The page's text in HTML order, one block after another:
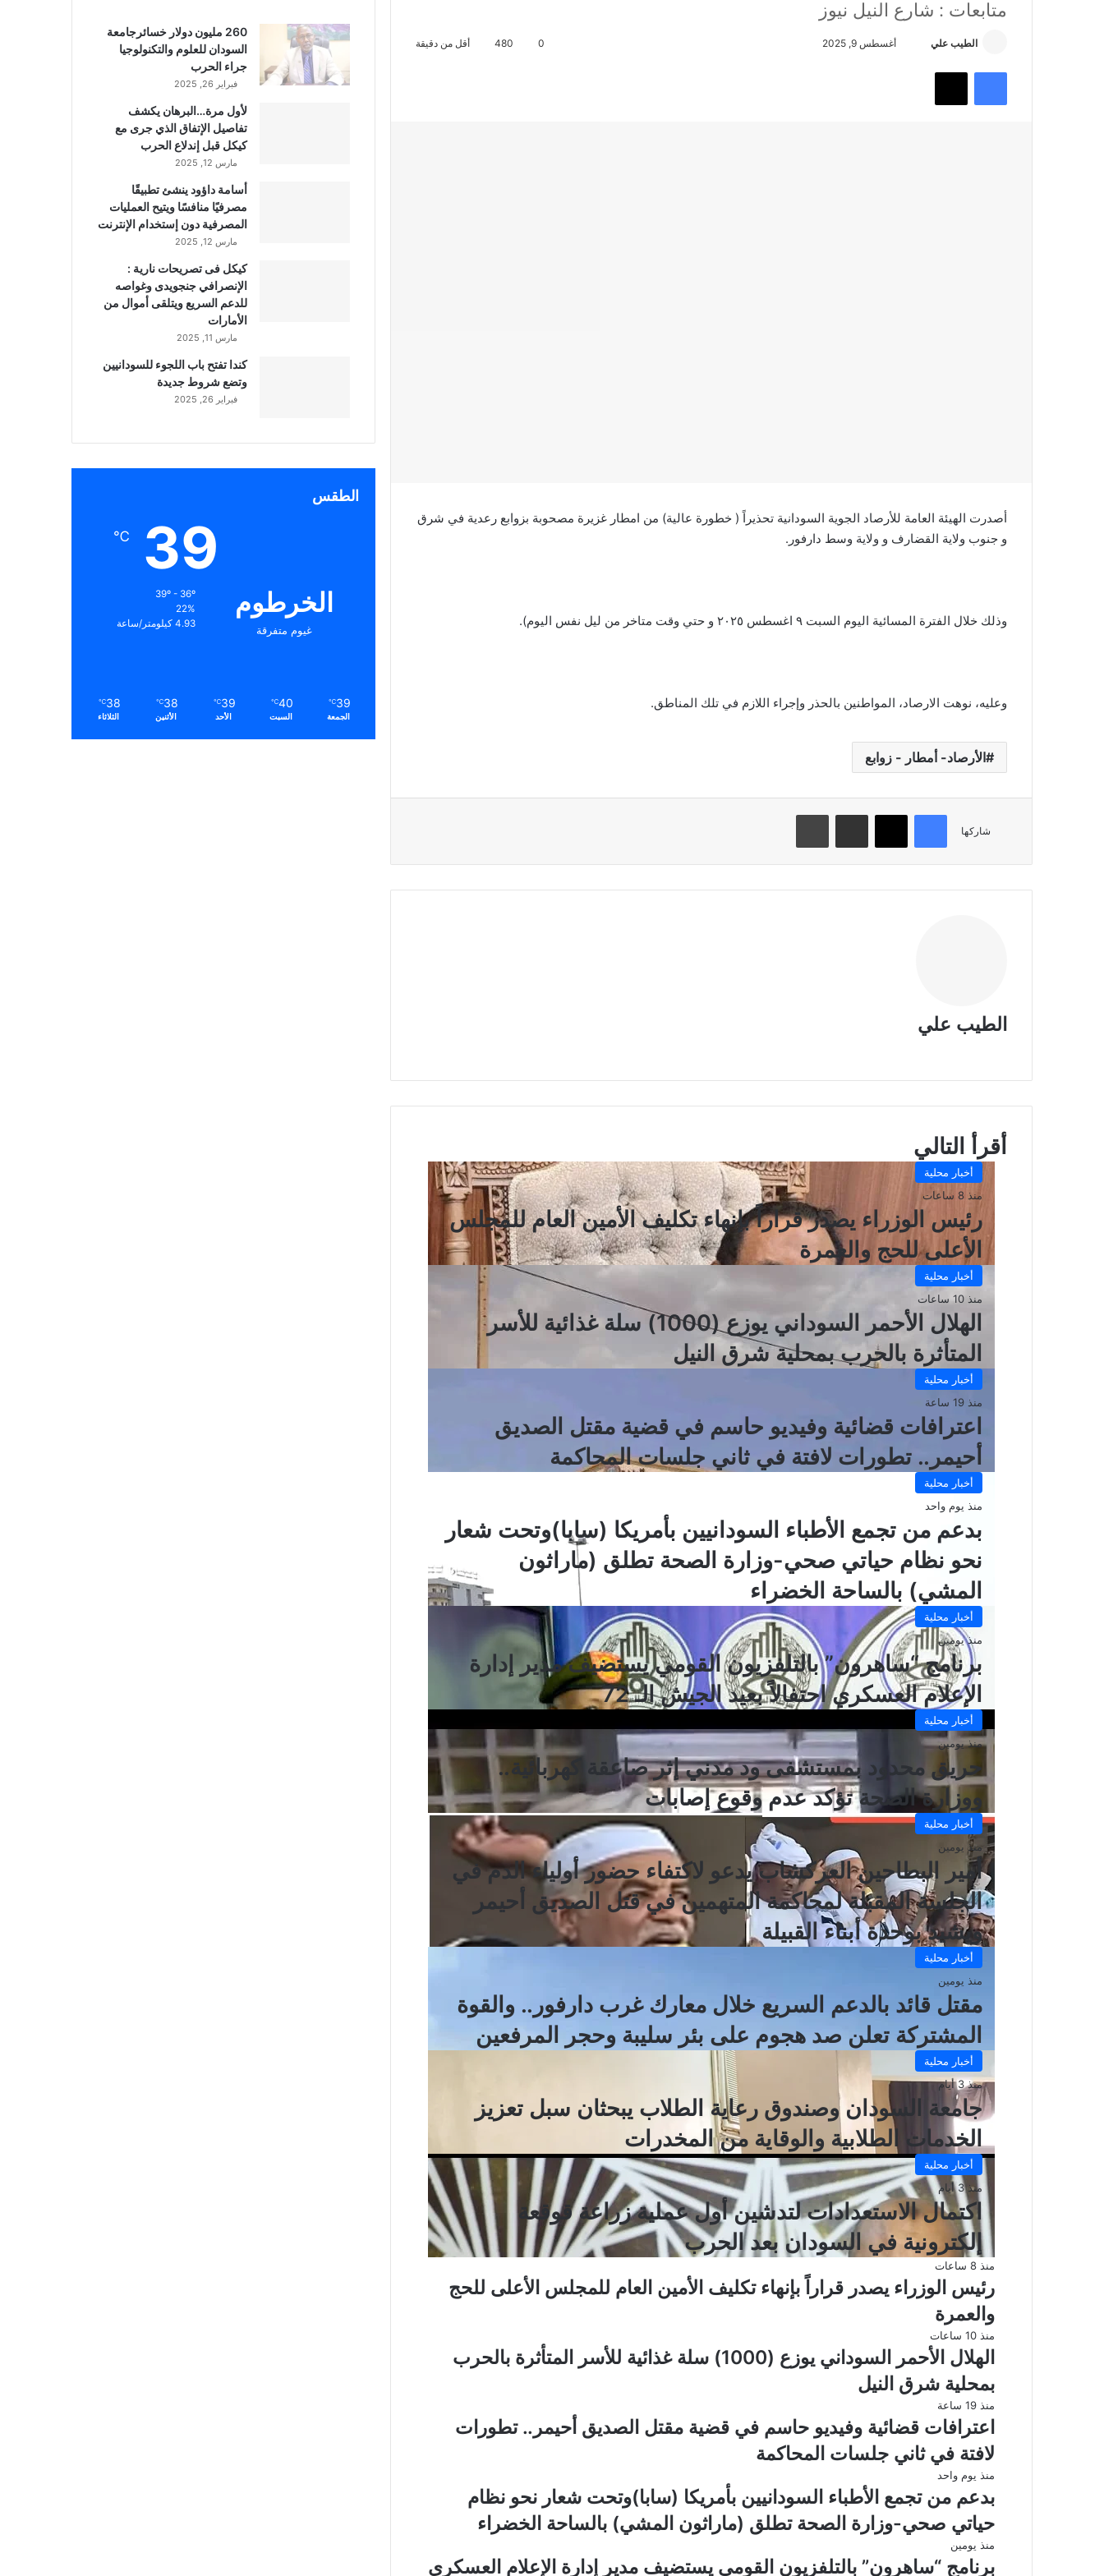
متابعات : شارع النيل نيوز
الطيب علي أغسطس 9, 2025 0
480 أقل من دقيقة
فيسبوك تويتر
أصدرت الهيئة العامة للأرصاد الجوية السودانية تحذيراً ( خطورة عالية) من امطار غزيرة مصحوبة بزوابع رعدية في شرق
و جنوب ولاية القضارف و ولاية وسط دارفور.
وذلك خلال الفترة المسائية اليوم السبت ٩ اغسطس ٢٠٢٥ و حتي وقت متاخر من ليل نفس اليوم).
وعليه، نوهت الارصاد، المواطنين بالحذر وإجراء اللازم في تلك المناطق.
الأرصاد- أمطار - زوابع
شاركها
فيسبوك تويتر مشاركة عبر البريد طباعة
الطيب علي
أقرأ التالي
أخبار محلية
منذ 8 ساعات
رئيس الوزراء يصدر قراراً بإنهاء تكليف الأمين العام للمجلس
الأعلى للحج والعمرة
أخبار محلية
منذ 10 ساعات
الهلال الأحمر السوداني يوزع (1000) سلة غذائية للأسر
المتأثرة بالحرب بمحلية شرق النيل
أخبار محلية
منذ 19 ساعة
اعترافات قضائية وفيديو حاسم في قضية مقتل الصديق
أحيمر.. تطورات لافتة في ثاني جلسات المحاكمة
أخبار محلية
منذ يوم واحد
بدعم من تجمع الأطباء السودانيين بأمريكا (سابا)وتحت شعار
نحو نظام حياتي صحي-وزارة الصحة تطلق (ماراثون
المشي) بالساحة الخضراء
أخبار محلية
منذ يومين
برنامج “ساهرون” بالتلفزيون القومي يستضيف مدير إدارة
الإعلام العسكري احتفالاً بعيد الجيش الـ 72
أخبار محلية
منذ يومين
حريق محدود بمستشفى ود مدني إثر صاعقة كهربائية..
ووزارة الصحة تؤكد عدم وقوع إصابات
أخبار محلية
منذ يومين
أمير البطاحين العركشاب يدعو لاكتفاء حضور أولياء الدم في
الجلسة المقبلة لمحاكمة المتهمين في قتل الصديق أحيمر
ويشيد بوحدة أبناء القبيلة
أخبار محلية
منذ يومين
مقتل قائد بالدعم السريع خلال معارك غرب دارفور.. والقوة
المشتركة تعلن صد هجوم على بئر سليبة وحجر المرفعين
أخبار محلية
منذ 3 أيام
جامعة السودان وصندوق رعاية الطلاب يبحثان سبل تعزيز
الخدمات الطلابية والوقاية من المخدرات
أخبار محلية
منذ 3 أيام
اكتمال الاستعدادات لتدشين أول عملية زراعة قوقعة
إلكترونية في السودان بعد الحرب
منذ 8 ساعات
رئيس الوزراء يصدر قراراً بإنهاء تكليف الأمين العام للمجلس الأعلى للحج
والعمرة
منذ 10 ساعات
الهلال الأحمر السوداني يوزع (1000) سلة غذائية للأسر المتأثرة بالحرب
بمحلية شرق النيل
منذ 19 ساعة
اعترافات قضائية وفيديو حاسم في قضية مقتل الصديق أحيمر.. تطورات
لافتة في ثاني جلسات المحاكمة
منذ يوم واحد
بدعم من تجمع الأطباء السودانيين بأمريكا (سابا)وتحت شعار نحو نظام
حياتي صحي-وزارة الصحة تطلق (ماراثون المشي) بالساحة الخضراء
منذ يومين
برنامج “ساهرون” بالتلفزيون القومي يستضيف مدير إدارة الإعلام العسكري
260 مليون دولار خسائرجامعة
السودان للعلوم والتكنولوجيا
جراء الحرب
فبراير 26, 2025
لأول مرة…البرهان يكشف
تفاصيل الإتفاق الذي جرى مع
كيكل قبل إندلاع الحرب
مارس 12, 2025
أسامة داؤود ينشئ تطبيقًا
مصرفيًا منافسًا ويتيح العمليات
المصرفية دون إستخدام الإنترنت
مارس 12, 2025
كيكل فى تصريحات نارية :
الإنصرافي جنجويدى وغواصه
للدعم السريع ويتلقى أموال من
الأمارات
مارس 11, 2025
كندا تفتح باب اللجوء للسودانيين
وتضع شروط جديدة
فبراير 26, 2025
الطقس
الخرطوم
غيوم متفرقة
39
℃
22%
4.93 كيلومتر/ساعة
39
℃
الجمعة
40
℃
السبت
39
℃
الأحد
38
℃
الأثنين
38
℃
الثلاثاء